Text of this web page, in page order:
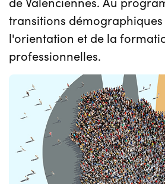
transitions
l'orientation et de la
professionnelles.